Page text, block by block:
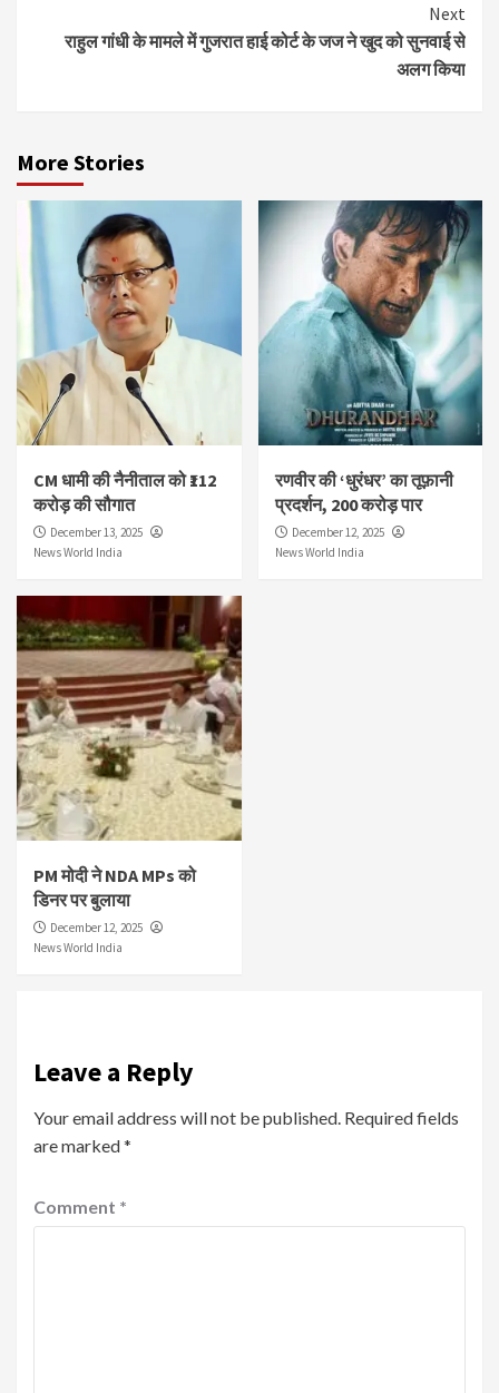
Next
राहुल गांधी के मामले में गुजरात हाई कोर्ट के जज ने खुद को सुनवाई से
अलग किया
More Stories
CM धामी की नैनीताल को ₹112
करोड़ की सौगात
December 13, 2025
News World India
रणवीर की ‘धुरंधर’ का तूफ़ानी
प्रदर्शन, 200 करोड़ पार
December 12, 2025
News World India
PM मोदी ने NDA MPs को
डिनर पर बुलाया
December 12, 2025
News World India
Leave a Reply
Your email address will not be published. Required fields
are marked*
Comment *